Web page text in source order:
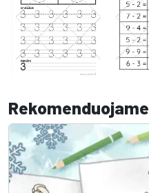
Rekomenduojame